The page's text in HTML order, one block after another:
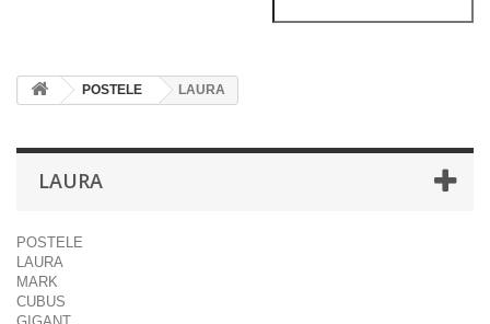
POSTELE LAURA
LAURA
POSTELE
LAURA
MARK
CUBUS